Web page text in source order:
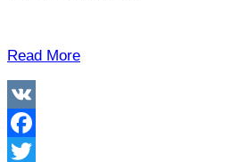
Read More
VK
Facebook